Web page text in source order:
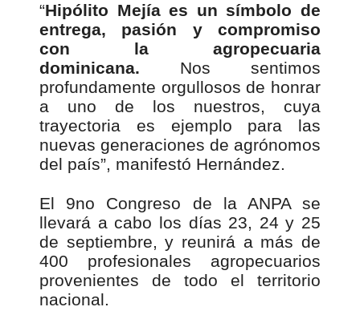
“Hipólito Mejía es un símbolo de
entrega, pasión y compromiso
con la agropecuaria
dominicana. Nos sentimos
profundamente orgullosos de honrar
a uno de los nuestros, cuya
trayectoria es ejemplo para las
nuevas generaciones de agrónomos
del país”, manifestó Hernández.
El 9no Congreso de la ANPA se
llevará a cabo los días 23, 24 y 25
de septiembre, y reunirá a más de
400 profesionales agropecuarios
provenientes de todo el territorio
nacional.